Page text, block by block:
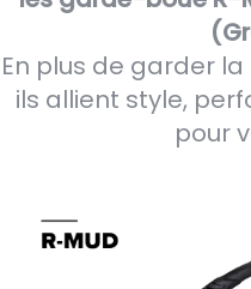
En plus de garder
ils allient style,
pour